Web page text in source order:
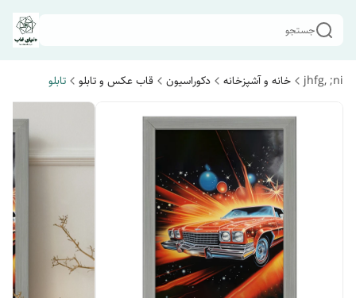
جستجو
jhfg, ;ni خانه و آشپزخانه دکوراسیون قاب عکس و تابلو تابلو